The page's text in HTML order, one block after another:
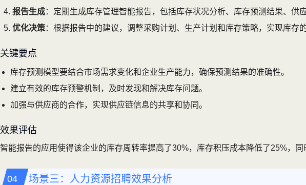
报告生成：定期生成库存管理智能报告，包括库存状况分析、库存预测结果、供
优化决策：根据报告中的建议，调整采购计划、生产计划和库存策略，实现库存
关键要点
库存预测模型要结合市场需求变化和企业生产能力，确保预测结果的准确性。
建立有效的库存预警机制，及时发现和解决库存问题。
加强与供应商的合作，实现供应链信息的共享和协同。
效果评估
智能报告的应用使得该企业的库存周转率提高了30%，库存积压成本降低了25%，
场景三：人力资源招聘效果分析